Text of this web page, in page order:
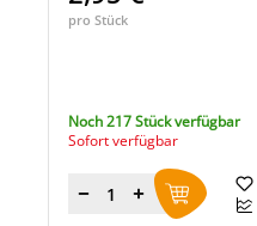
pro Stück
Noch 217 Stück verfügbar
Sofort verfügbar
Menge